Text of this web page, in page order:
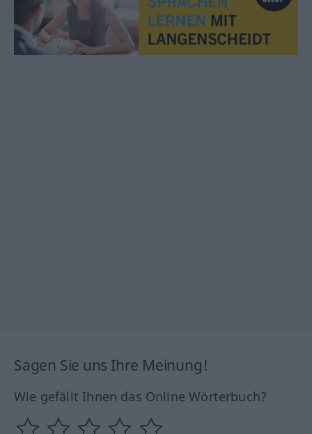
Sagen Sie uns Ihre Meinung!
Wie gefällt Ihnen das Online Wörterbuch?